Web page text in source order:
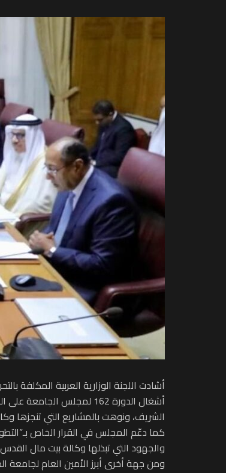
أشغال الدورة 162
الشريف، ونوهت بالمشاريع التي تنجزها
كما دعّم المجلس في القرار الخاص
والجهود التي تبذلها وكالة بيت مال القدس